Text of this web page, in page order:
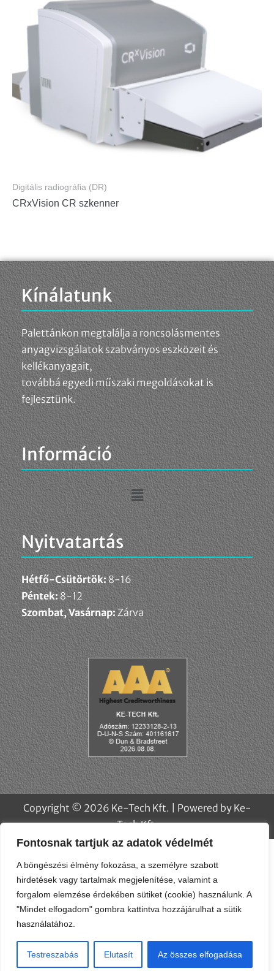
Fontosnak tartjuk az adatok védelmét
A böngészési élmény fokozása, a személyre szabott
hirdetések vagy tartalmak megjelenítése, valamint a
forgalom elemzése érdekében sütiket (cookie) használunk. A
"Mindet elfogadom" gombra kattintva hozzájárulhat a sütik
használatához.
Testreszabás Elutasít Az összes elfogadása
Digitális radiográfia (DR)
CRxVision CR szkenner
Kínálatunk
Palettánkon megtalálja a roncsolásmentes
anyagvizsgálatok szabványos eszközeit és
kellékanyagait,
továbbá egyedi műszaki megoldásokat is
fejlesztünk.
Információ
Nyitvatartás
Hétfő-Csütörtök:8-16
Péntek:8-12
Szombat, Vasárnap:Zárva
Copyright © 2026 Ke-Tech Kft. | Powered by Ke-
Tech Kft.